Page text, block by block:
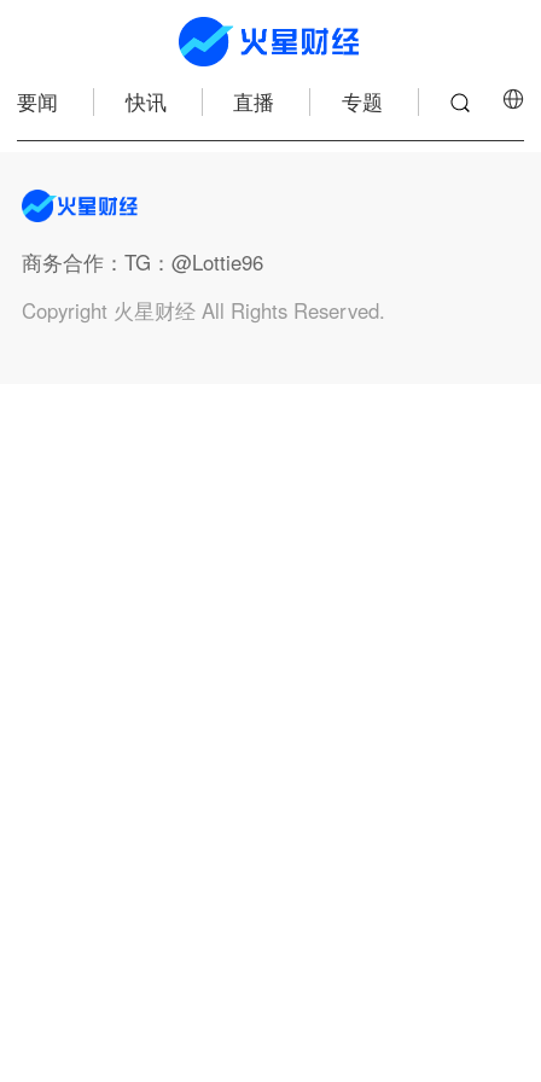
要闻 快讯 直播 专题
商务合作：TG：@Lottie96
Copyright 火星财经 All Rights Reserved.